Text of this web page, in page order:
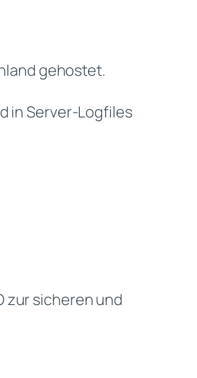
gehostet.
in Server-Logfiles
zur sicheren und